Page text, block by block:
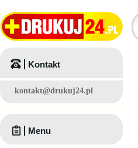
Kontakt
kontakt@drukuj24.pl
Menu